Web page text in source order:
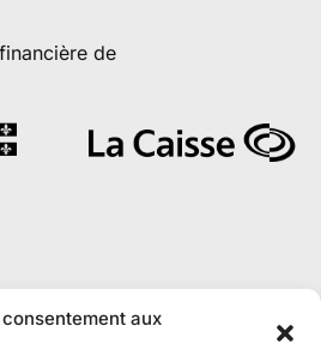
aux
de